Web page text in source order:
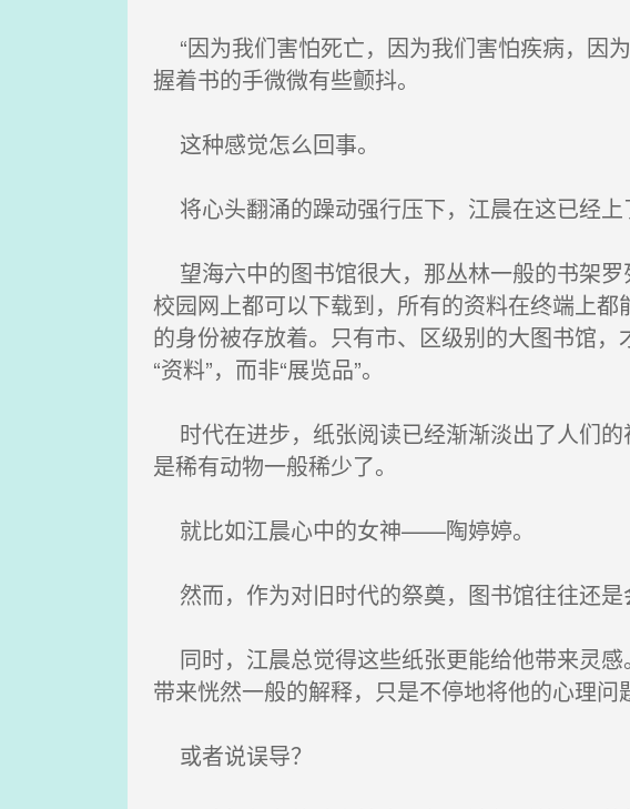
“因为我们害怕死亡，因为我们害怕疾病，因
握着书的手微微有些颤抖。
这种感觉怎么回事。
将心头翻涌的躁动强行压下，江晨在这已经上
望海六中的图书馆很大，那丛林一般的书架
校园网上都可以下载到，所有的资料在终端上
的身份被存放着。只有市、区级别的大图书馆
“资料”，而非“展览品”。
时代在进步，纸张阅读已经渐渐淡出了人们
是稀有动物一般稀少了。
就比如江晨心中的女神——陶婷婷。
然而，作为对旧时代的祭奠，图书馆往往还是
同时，江晨总觉得这些纸张更能给他带来灵
带来恍然一般的解释，只是不停地将他的心理问
或者说误导？